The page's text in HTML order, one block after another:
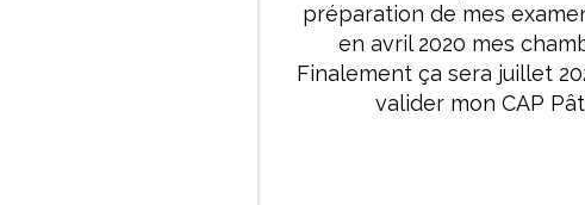
préparation de mes
en avril 2020 mes
Finalement ça sera juillet
valider mon CAP